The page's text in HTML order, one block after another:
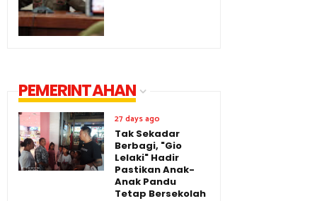
PEMERINTAHAN
27 days ago
Tak Sekadar
Berbagi, "Gio
Lelaki" Hadir
Pastikan Anak-
Anak Pandu
Tetap Bersekolah